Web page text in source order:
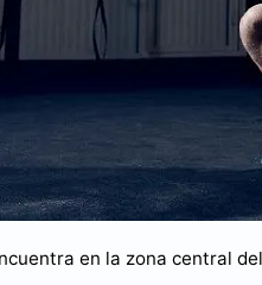
en la zona central